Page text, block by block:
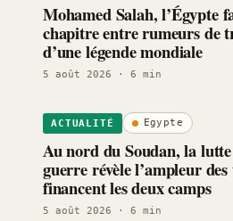
Mohamed Salah, l’Égypte
chapitre entre rumeurs de
d’une légende mondiale
5 août 2026 · 6 min
ACTUALITÉ Egypte
Au nord du Soudan, la
guerre révèle l’ampleur
financent les deux camps
5 août 2026 · 6 min